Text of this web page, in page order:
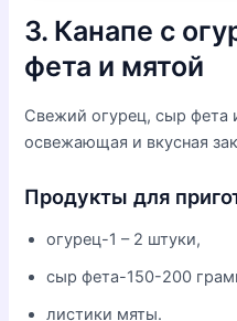
3. Канапе с
фета и мятой
Свежий огурец, сыр фета
освежающая и вкусная
Продукты для
огурец-1 – 2 штуки,
сыр фета-150-200
листики мяты.